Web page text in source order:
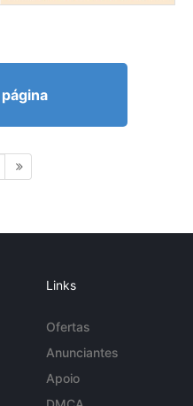
Links
Ofertas
Anunciantes
Apoio